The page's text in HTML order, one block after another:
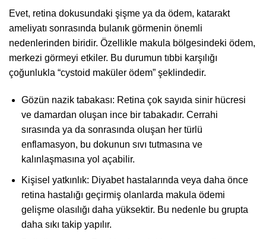
Evet, retina dokusundaki şişme ya da ödem, katarakt
ameliyatı sonrasında bulanık görmenin önemli
nedenlerinden biridir. Özellikle makula bölgesindeki ödem,
merkezi görmeyi etkiler. Bu durumun tıbbi karşılığı
çoğunlukla “cystoid maküler ödem” şeklindedir.
Gözün nazik tabakası: Retina çok sayıda sinir hücresi
ve damardan oluşan ince bir tabakadır. Cerrahi
sırasında ya da sonrasında oluşan her türlü
enflamasyon, bu dokunun sıvı tutmasına ve
kalınlaşmasına yol açabilir.
Kişisel yatkınlık: Diyabet hastalarında veya daha önce
retina hastalığı geçirmiş olanlarda makula ödemi
gelişme olasılığı daha yüksektir. Bu nedenle bu grupta
daha sıkı takip yapılır.